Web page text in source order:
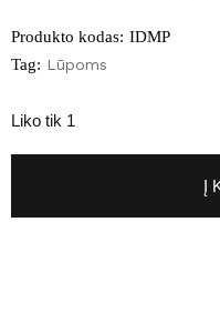
Produkto kodas: IDMP
Tag: Lūpoms
Liko tik 1
Į